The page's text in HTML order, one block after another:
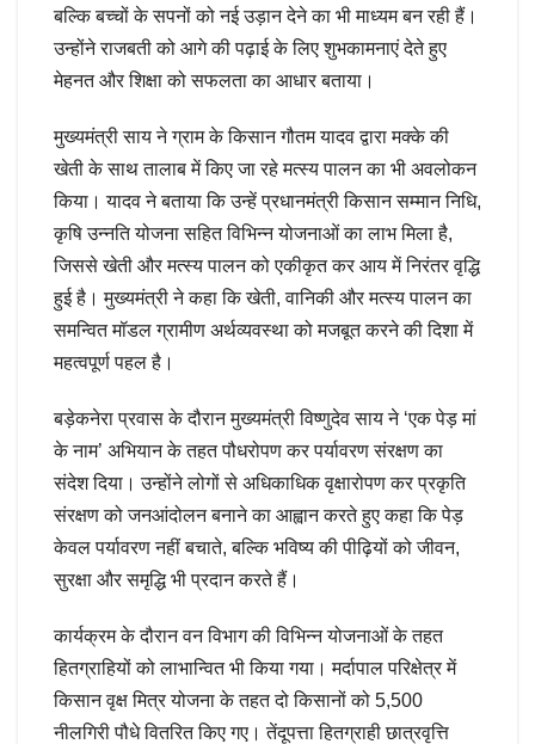
बल्कि बच्चों के सपनों को नई उड़ान देने का भी माध्यम बन रही हैं।
उन्होंने राजबती को आगे की पढ़ाई के लिए शुभकामनाएं देते हुए
मेहनत और शिक्षा को सफलता का आधार बताया।
मुख्यमंत्री साय ने ग्राम के किसान गौतम यादव द्वारा मक्के की
खेती के साथ तालाब में किए जा रहे मत्स्य पालन का भी अवलोकन
किया। यादव ने बताया कि उन्हें प्रधानमंत्री किसान सम्मान निधि,
कृषि उन्नति योजना सहित विभिन्न योजनाओं का लाभ मिला है,
जिससे खेती और मत्स्य पालन को एकीकृत कर आय में निरंतर वृद्धि
हुई है। मुख्यमंत्री ने कहा कि खेती, वानिकी और मत्स्य पालन का
समन्वित मॉडल ग्रामीण अर्थव्यवस्था को मजबूत करने की दिशा में
महत्वपूर्ण पहल है।
बड़ेकनेरा प्रवास के दौरान मुख्यमंत्री विष्णुदेव साय ने ‘एक पेड़ मां
के नाम’ अभियान के तहत पौधरोपण कर पर्यावरण संरक्षण का
संदेश दिया। उन्होंने लोगों से अधिकाधिक वृक्षारोपण कर प्रकृति
संरक्षण को जनआंदोलन बनाने का आह्वान करते हुए कहा कि पेड़
केवल पर्यावरण नहीं बचाते, बल्कि भविष्य की पीढ़ियों को जीवन,
सुरक्षा और समृद्धि भी प्रदान करते हैं।
कार्यक्रम के दौरान वन विभाग की विभिन्न योजनाओं के तहत
हितग्राहियों को लाभान्वित भी किया गया। मर्दापाल परिक्षेत्र में
किसान वृक्ष मित्र योजना के तहत दो किसानों को 5,500
नीलगिरी पौधे वितरित किए गए। तेंदूपत्ता हितग्राही छात्रवृत्ति